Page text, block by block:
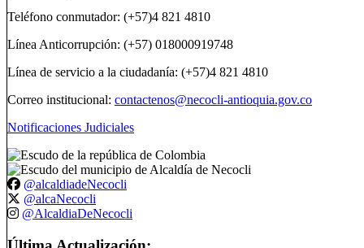
Teléfono conmutador: (+57)4 821 4810
Línea Anticorrupción: (+57) 018000919748
Línea de servicio a la ciudadanía: (+57)4 821 4810
Correo institucional: contactenos@necocli-antioquia.gov.co
Notificaciones Judiciales
@alcaldiadeNecocli
@alcaNecocli
@AlcaldiaDeNecocli